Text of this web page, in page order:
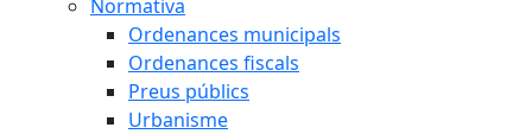
Normativa
Ordenances municipals
Ordenances fiscals
Preus públics
Urbanisme